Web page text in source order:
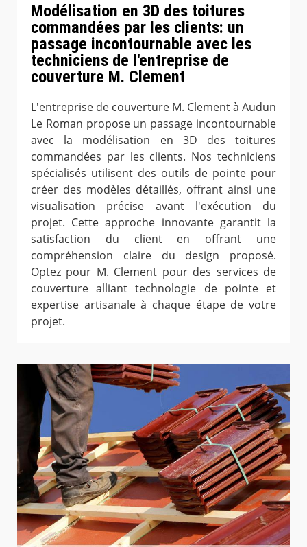
Modélisation en 3D des toitures
commandées par les clients: un
passage incontournable avec les
techniciens de l'entreprise de
couverture M. Clement
L'entreprise de couverture M. Clement à Audun
Le Roman propose un passage incontournable
avec la modélisation en 3D des toitures
commandées par les clients. Nos techniciens
spécialisés utilisent des outils de pointe pour
créer des modèles détaillés, offrant ainsi une
visualisation précise avant l'exécution du
projet. Cette approche innovante garantit la
satisfaction du client en offrant une
compréhension claire du design proposé.
Optez pour M. Clement pour des services de
couverture alliant technologie de pointe et
expertise artisanale à chaque étape de votre
projet.